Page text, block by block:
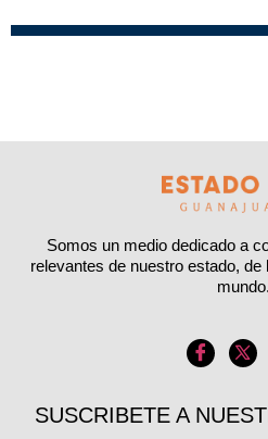
Somos un medio dedicado a
relevantes de nuestro estado,
mundo.
SUSCRIBETE A